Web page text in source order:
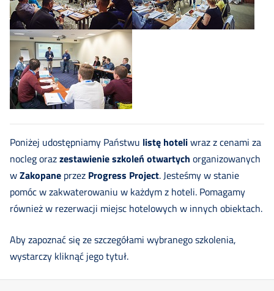
Poniżej udostępniamy Państwu listę hoteliwraz z cenami za
nocleg orazzestawienie szkoleń otwartych organizowanych
wZakopane przez Progress Project. Jesteśmy w stanie
pomóc w zakwaterowaniu w każdym z hoteli. Pomagamy
również w rezerwacji miejsc hotelowych w innych obiektach.
Aby zapoznać się ze szczegółami wybranego szkolenia,
wystarczy kliknąć jego tytuł.